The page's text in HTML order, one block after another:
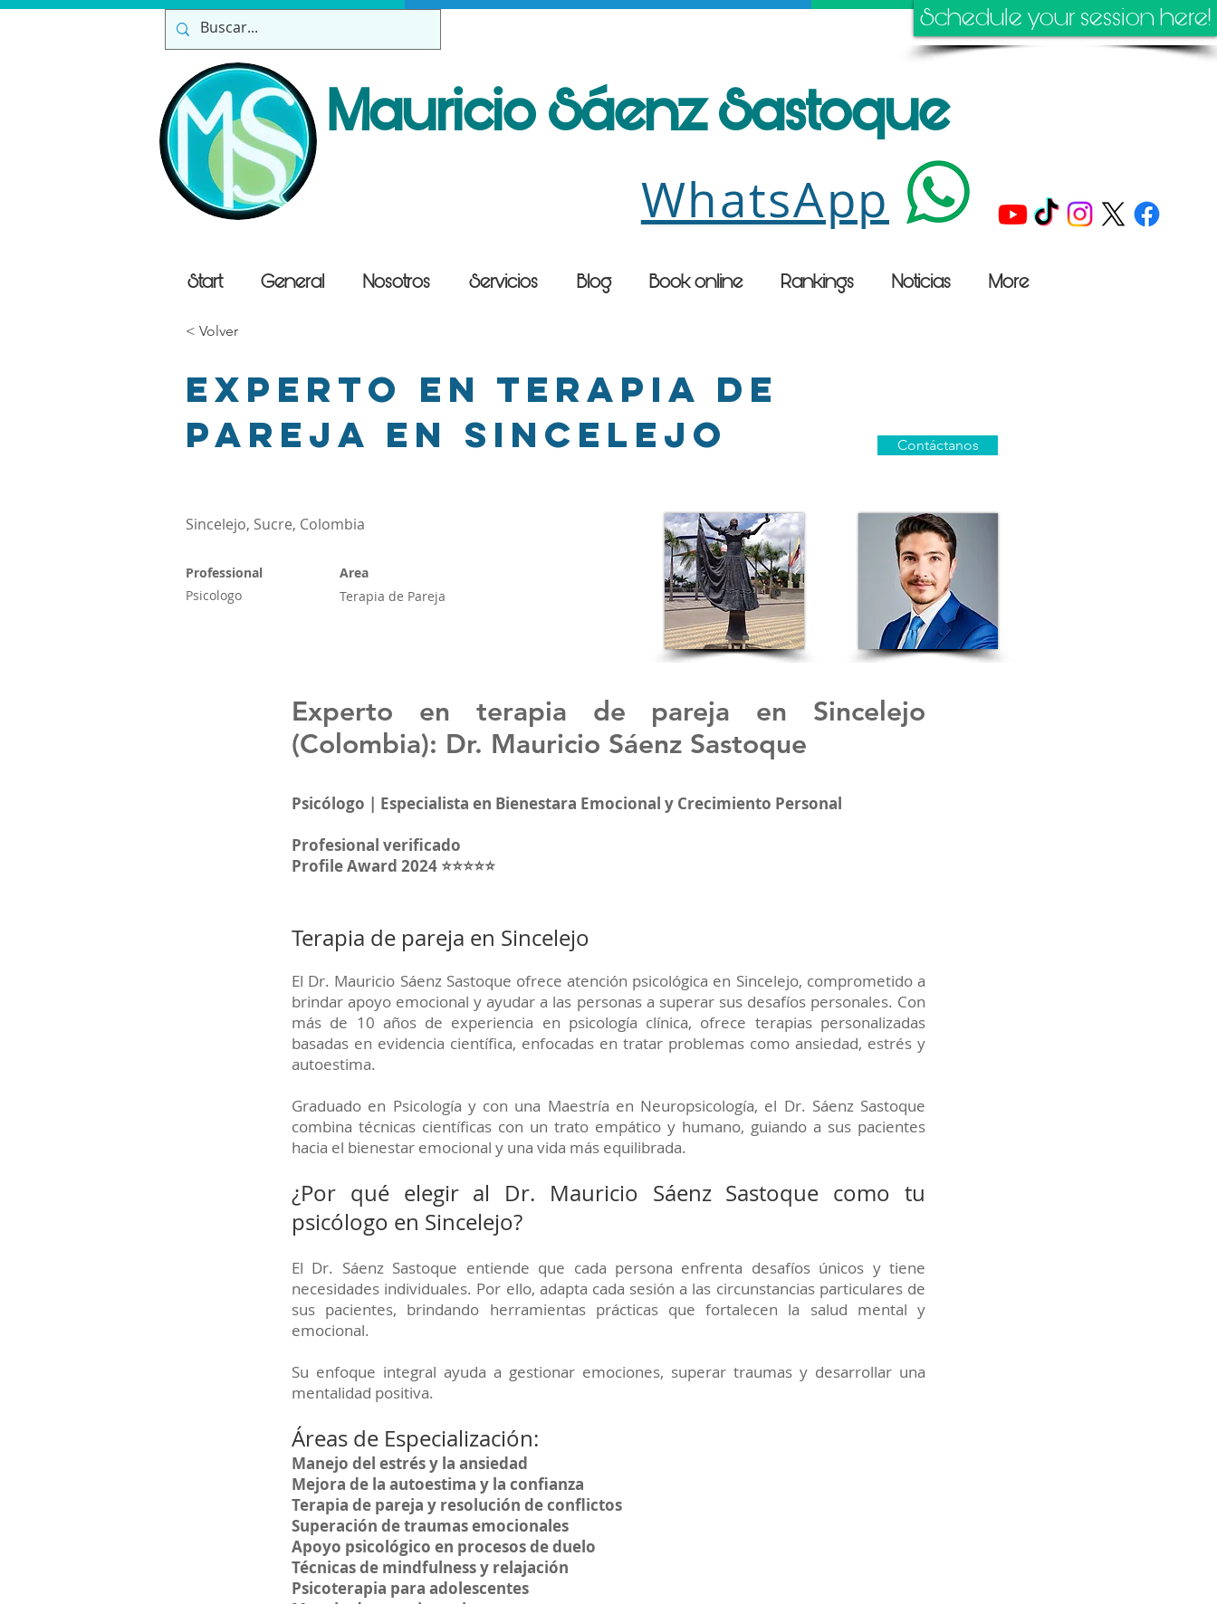
Schedule your session here!
Mauricio Sáenz Sastoque
WhatsApp
< Volver
Experto en terapia de
pareja en Sincelejo
Contáctanos
Sincelejo, Sucre, Colombia
Professional
Psicologo
Area
Terapia de Pareja
Experto en terapia de pareja en Sincelejo
(Colombia): Dr. Mauricio Sáenz Sastoque
Psicólogo | Especialista en Bienestara Emocional y Crecimiento Personal
Profesional verificado
Profile Award 2024 ⭐⭐⭐⭐⭐
Terapia de pareja en Sincelejo
El Dr. Mauricio Sáenz Sastoque ofrece atención psicológica en Sincelejo, comprometido a
brindar apoyo emocional y ayudar a las personas a superar sus desafíos personales. Con
más de 10 años de experiencia en psicología clínica, ofrece terapias personalizadas
basadas en evidencia científica, enfocadas en tratar problemas como ansiedad, estrés y
autoestima.
Graduado en Psicología y con una Maestría en Neuropsicología, el Dr. Sáenz Sastoque
combina técnicas científicas con un trato empático y humano, guiando a sus pacientes
hacia el bienestar emocional y una vida más equilibrada.
¿Por qué elegir al Dr. Mauricio Sáenz Sastoque como tu
psicólogo en Sincelejo?
El Dr. Sáenz Sastoque entiende que cada persona enfrenta desafíos únicos y tiene
necesidades individuales. Por ello, adapta cada sesión a las circunstancias particulares de
sus pacientes, brindando herramientas prácticas que fortalecen la salud mental y
emocional.
Su enfoque integral ayuda a gestionar emociones, superar traumas y desarrollar una
mentalidad positiva.
Áreas de Especialización:
Manejo del estrés y la ansiedad
Mejora de la autoestima y la confianza
Terapia de pareja y resolución de conflictos
Superación de traumas emocionales
Apoyo psicológico en procesos de duelo
Técnicas de mindfulness y relajación
Psicoterapia para adolescentes
Start General Nosotros Servicios Blog Book online Rankings Noticias More